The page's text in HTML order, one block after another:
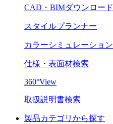
CAD・BIMダウンロード
スタイルプランナー
カラーシミュレーション
仕様・表面材検索
360°View
取扱説明書検索
製品カテゴリから探す